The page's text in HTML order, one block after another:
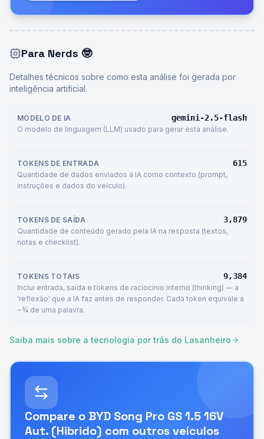
Para Nerds 🤓
Detalhes técnicos sobre como esta análise foi gerada por
inteligência artificial.
MODELO DE IA gemini-2.5-flash
O modelo de linguagem (LLM) usado para gerar esta análise.
TOKENS DE ENTRADA 615
Quantidade de dados enviados à IA como contexto (prompt,
instruções e dados do veículo).
TOKENS DE SAÍDA 3,879
Quantidade de conteúdo gerado pela IA na resposta (textos,
notas e checklist).
TOKENS TOTAIS 9,384
Inclui entrada, saída e tokens de raciocínio interno (thinking) — a
'reflexão' que a IA faz antes de responder. Cada token equivale a
~¾ de uma palavra.
Saiba mais sobre a tecnologia por trás do Lasanheiro
Compare o BYD Song Pro GS 1.5 16V
Aut. (Hibrido) com outros veículos